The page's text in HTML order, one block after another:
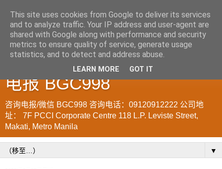
菲律宾998VISA移民公司
WWW.SRRV.DE 咨询微信/
电报 BGC998
咨询电报/微信 BGC998 咨询电话：09120912222 公司地
址： 7F PCCI Corporate Centre 118 L.P. Leviste Street,
Makati, Metro Manila
▼
This site uses cookies from Google to deliver its services
and to analyze traffic. Your IP address and user-agent are
shared with Google along with performance and security
metrics to ensure quality of service, generate usage
statistics, and to detect and address abuse.
LEARN MORE GOT IT